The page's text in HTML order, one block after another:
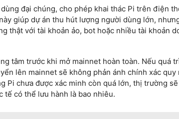
đại chúng, cho phép khai thác Pi trên điện
giúp dự án thu hút lượng người dùng lớn,
thật với tài khoản ảo, bot hoặc nhiều tài khoản
tâm trước khi mở mainnet hoàn toàn. Nếu quá
lên mainnet sẽ không phản ánh chính xác quy
Pi chưa được xác minh còn quá lớn, thị trường sẽ
có thể lưu hành là bao nhiêu.